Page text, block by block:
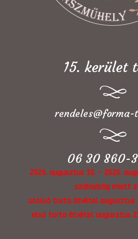
15. kerület
06 30 860-
2026. augusztus 10. - 2026.
szabadság miatt
utolsó torta átvétel augusztus
első torta átvétel augusztus